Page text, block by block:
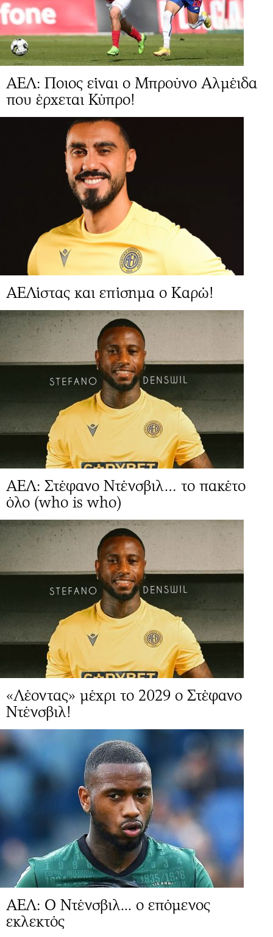
ΑΕΛ: Ποιος είναι ο Μπρούνο Αλμέιδα
που έρχεται Κύπρο!
ΑΕΛίστας και επίσημα ο Καρώ!
ΑΕΛ: Στέφανο Ντένσβιλ… το πακέτο
όλο (who is who)
«Λέοντας» μέχρι το 2029 ο Στέφανο
Ντένσβιλ!
ΑΕΛ: Ο Ντένσβιλ... ο επόμενος
εκλεκτός